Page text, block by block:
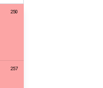
250
257